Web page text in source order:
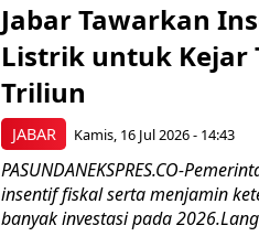
JABAR
Jabar Tawarkan
Listrik untuk Kejar
Triliun
Kamis, 16 Jul 2026 - 14:43
PASUNDANEKSPRES.CO-
insentif fiskal serta menjamin
banyak investasi pada